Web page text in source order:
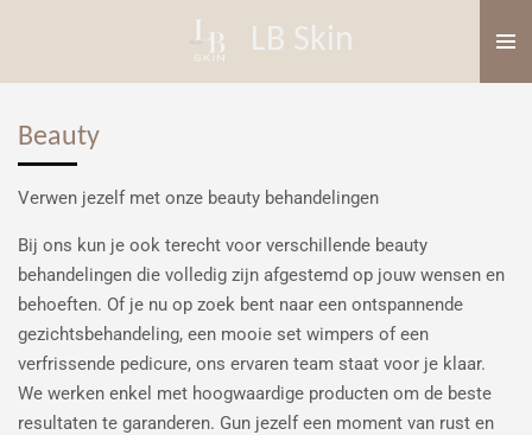
naar
hoofdinhoud
LB Skin
Beauty
Verwen jezelf met onze beauty behandelingen
Bij ons kun je ook terecht voor verschillende beauty
behandelingen die volledig zijn afgestemd op jouw wensen en
behoeften. Of je nu op zoek bent naar een ontspannende
gezichtsbehandeling, een mooie set wimpers of een
verfrissende pedicure, ons ervaren team staat voor je klaar.
We werken enkel met hoogwaardige producten om de beste
resultaten te garanderen. Gun jezelf een moment van rust en